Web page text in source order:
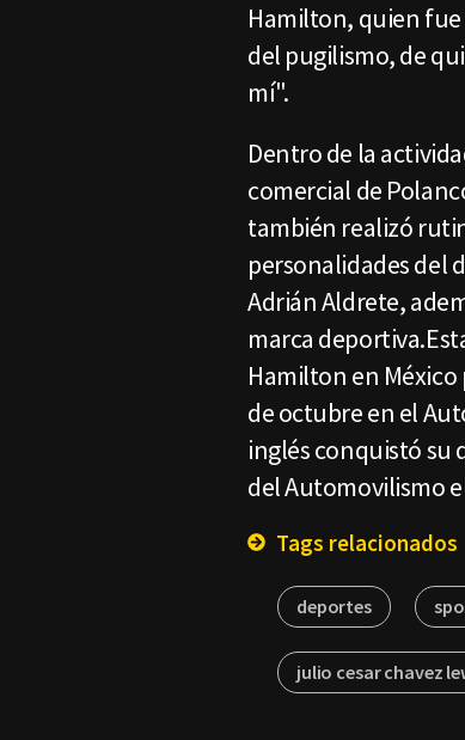
Hamilton, quien fue
del pugilismo, de
mí".
Dentro de la
comercial de
también realizó
personalidades del
Adrián Aldrete,
marca
Hamilton en México
de octubre en el
inglés conquistó su
del Automovilismo
Tags relacionados
deportes
julio cesar chavez